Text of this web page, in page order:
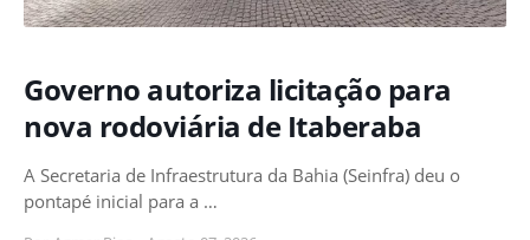
Governo autoriza licitação para
nova rodoviária de Itaberaba
A Secretaria de Infraestrutura da Bahia (Seinfra) deu o
pontapé inicial para a …